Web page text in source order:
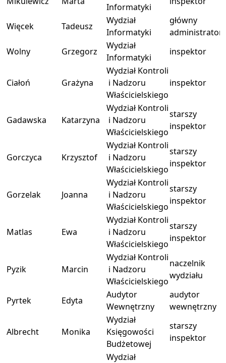
Informatyki
Więcek Tadeusz
Wydział
Informatyki
główny
administrator
Wolny
Grzegorz
Wydział
Informatyki
inspektor
Ciałoń Grażyna
Wydział Kontroli
i Nadzoru
Właścicielskiego
inspektor
Gadawska Katarzyna
Wydział Kontroli
i Nadzoru
Właścicielskiego
starszy
inspektor
Gorczyca Krzysztof
Wydział Kontroli
i Nadzoru
Właścicielskiego
starszy
inspektor
Gorzelak Joanna
Wydział Kontroli
i Nadzoru
Właścicielskiego
starszy
inspektor
Matlas Ewa
Wydział Kontroli
i Nadzoru
Właścicielskiego
starszy
inspektor
Pyzik Marcin
Wydział Kontroli
i Nadzoru
Właścicielskiego
naczelnik
wydziału
Pyrtek Edyta
Audytor
Wewnętrzny
audytor
wewnętrzny
Albrecht Monika
Wydział
Księgowości
Budżetowej
starszy
inspektor
Wydział